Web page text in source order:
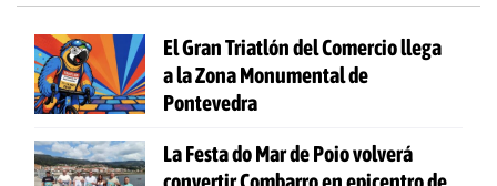
El Gran Triatlón del Comercio llega
a la Zona Monumental de
Pontevedra
La Festa do Mar de Poio volverá